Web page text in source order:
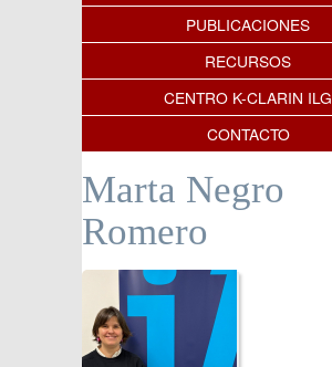
PUBLICACIONES
RECURSOS
CENTRO K-CLARIN ILG
CONTACTO
Marta Negro
Romero